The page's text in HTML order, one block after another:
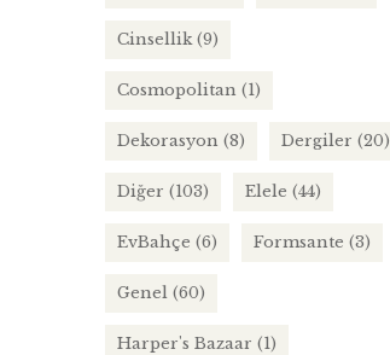
Cinsellik(9)
Cosmopolitan (1)
Dekorasyon (8) Dergiler (20)
Diğer (103) Elele (44)
EvBahçe (6) Formsante (3)
Genel (60)
Harper's Bazaar (1)